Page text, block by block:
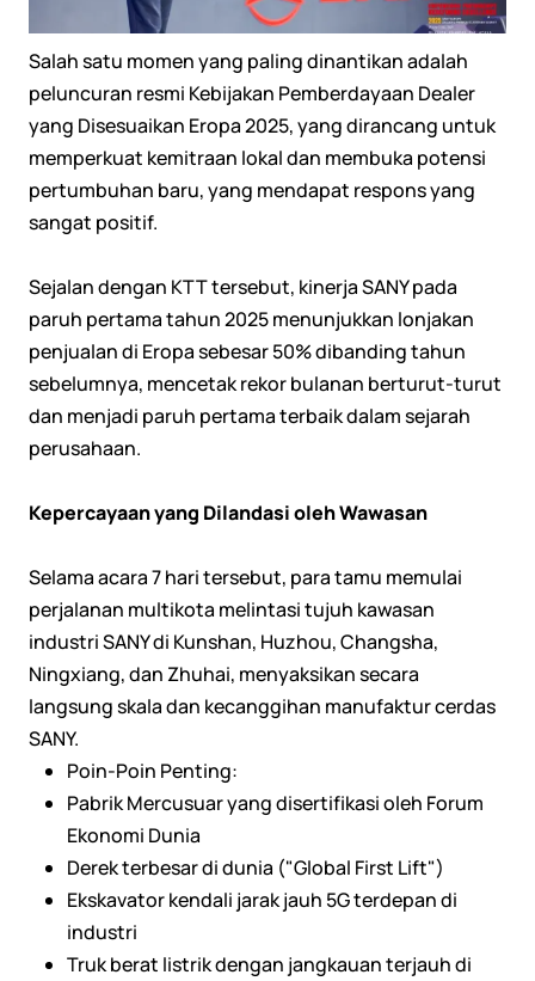
Salah satu momen yang paling dinantikan adalah
peluncuran resmi Kebijakan Pemberdayaan Dealer
yang Disesuaikan Eropa 2025, yang dirancang untuk
memperkuat kemitraan lokal dan membuka potensi
pertumbuhan baru, yang mendapat respons yang
sangat positif.
Sejalan dengan KTT tersebut, kinerja SANY pada
paruh pertama tahun 2025 menunjukkan lonjakan
penjualan di Eropa sebesar 50% dibanding tahun
sebelumnya, mencetak rekor bulanan berturut-turut
dan menjadi paruh pertama terbaik dalam sejarah
perusahaan.
Kepercayaan yang Dilandasi oleh Wawasan
Selama acara 7 hari tersebut, para tamu memulai
perjalanan multikota melintasi tujuh kawasan
industri SANY di Kunshan, Huzhou, Changsha,
Ningxiang, dan Zhuhai, menyaksikan secara
langsung skala dan kecanggihan manufaktur cerdas
SANY.
Poin-Poin Penting:
Pabrik Mercusuar yang disertifikasi oleh Forum
Ekonomi Dunia
Derek terbesar di dunia ("Global First Lift")
Ekskavator kendali jarak jauh 5G terdepan di
industri
Truk berat listrik dengan jangkauan terjauh di